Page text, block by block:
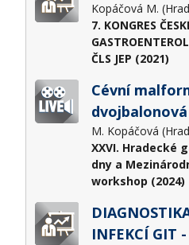
Kopáčová M.
7. KONGRES
ČLS JEP (2021)
Cévní
M. Kopáčová
XXVI. Hradecké
dny a
workshop (2024)
INFEKCÍ GIT